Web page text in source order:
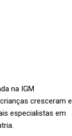
na IGM
cresceram e
especialistas em